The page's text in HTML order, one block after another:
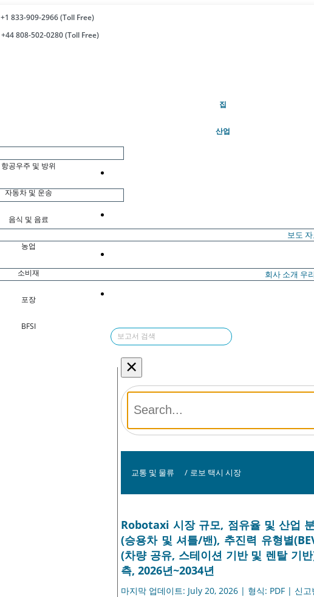
+1 833-909-2966 (Toll Free)
+44 808-502-0280 (Toll Free)
집(현재의)
산업
항공우주 및 방위
자동차 및 운송
음식 및 음료
농업
소비재
포장
BFSI
보도
회사 소개 우
×
교통 및 물류 / 로보 택시 시장
Robotaxi 시장 규모, 점유율 및 산업
(승용차 및 셔틀/밴), 추진력 유형별
(차량 공유, 스테이션 기반 및 렌탈 기
측, 2026년~2034년
마지막 업데이트: July 20, 2026 | 형식: PDF | 신고